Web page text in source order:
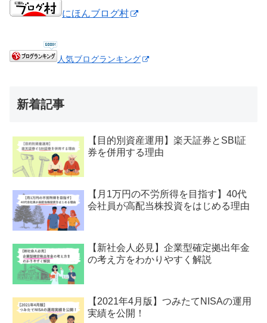
にほんブログ村
人気ブログランキング
新着記事
【目的別資産運用】楽天証券とSBI証
券を併用する理由
【月1万円の不労所得を目指す】40代
会社員が高配当株投資をはじめる理由
【新社会人必見】企業型確定拠出年金
の考え方をわかりやすく解説
【2021年4月版】つみたてNISAの運用
実績を公開！